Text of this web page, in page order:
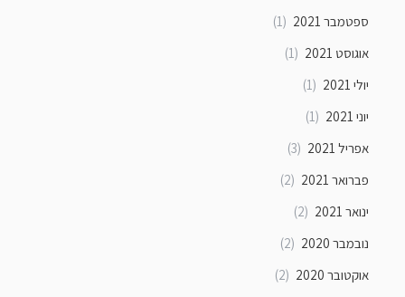
ספטמבר 2021
(1)
אוגוסט 2021
(1)
יולי 2021
(1)
יוני 2021
(1)
אפריל 2021
(3)
פברואר 2021
(2)
ינואר 2021
(2)
נובמבר 2020
(2)
אוקטובר 2020
(2)